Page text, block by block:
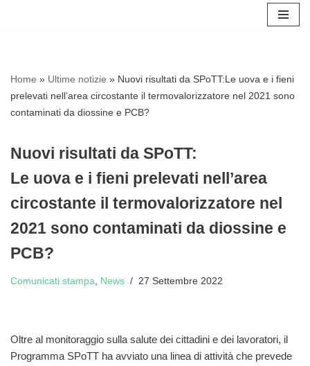
Home » Ultime notizie » Nuovi risultati da SPoTT:Le uova e i fieni
prelevati nell’area circostante il termovalorizzatore nel 2021 sono
contaminati da diossine e PCB?
Nuovi risultati da SPoTT:
Le uova e i fieni prelevati nell’area
circostante il termovalorizzatore nel
2021 sono contaminati da diossine e
PCB?
Comunicati stampa, News 27 Settembre 2022
Oltre al monitoraggio sulla salute dei cittadini e dei lavoratori, il
Programma SPoTT ha avviato una linea di attività che prevede